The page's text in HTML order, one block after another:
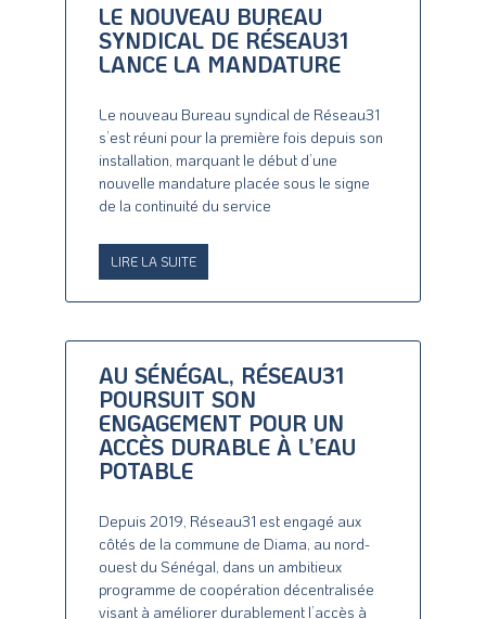
LE NOUVEAU BUREAU
SYNDICAL DE RÉSEAU31
LANCE LA MANDATURE
Le nouveau Bureau syndical de Réseau31
s’est réuni pour la première fois depuis son
installation, marquant le début d’une
nouvelle mandature placée sous le signe
de la continuité du service
LIRE LA SUITE
AU SÉNÉGAL, RÉSEAU31
POURSUIT SON
ENGAGEMENT POUR UN
ACCÈS DURABLE À L’EAU
POTABLE
Depuis 2019, Réseau31 est engagé aux
côtés de la commune de Diama, au nord-
ouest du Sénégal, dans un ambitieux
programme de coopération décentralisée
visant à améliorer durablement l’accès à